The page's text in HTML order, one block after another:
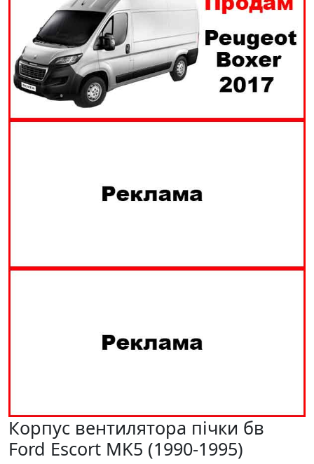
Корпус вентилятора пічки бв
Ford Escort MK5 (1990-1995)